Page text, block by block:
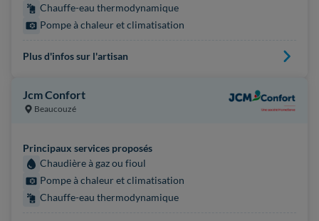
Chauffe-eau thermodynamique
Pompe à chaleur et climatisation
Plus d'infos sur l'artisan
Jcm Confort
Beaucouzé
Principaux services proposés
Chaudière à gaz ou fioul
Pompe à chaleur et climatisation
Chauffe-eau thermodynamique